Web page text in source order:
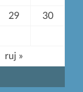
29 30
ruj »